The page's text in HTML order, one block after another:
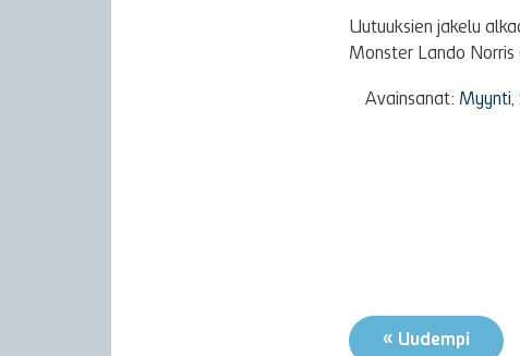
Uutuuksien jakelu
Monster Lando Norris
Avainsanat: Myynti,
« Uudempi